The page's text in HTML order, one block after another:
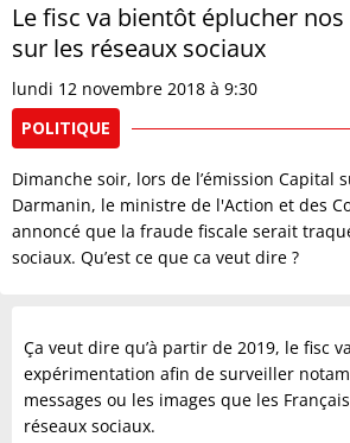
Le fisc va bientôt éplucher
sur les réseaux sociaux
lundi 12 novembre 2018 à 9:30
POLITIQUE
Dimanche soir, lors de l’émission Capital
Darmanin, le ministre de l'Action et des
annoncé que la fraude fiscale serait
sociaux. Qu’est ce que ca veut dire ?
Ça veut dire qu’à partir de 2019, le fisc
expérimentation afin de surveiller
messages ou les images que les
réseaux sociaux.